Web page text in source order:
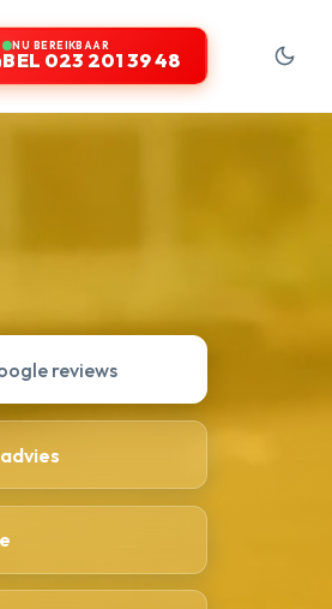
NU BEREIKBAAR
BEL 023 201 39 48
reviews